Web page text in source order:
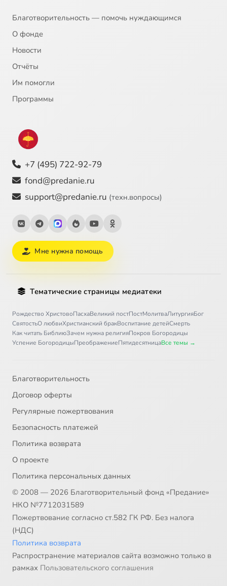
Благотворительность — помочь нуждающимся
О фонде
Новости
Отчёты
Им помогли
Программы
+7 (495) 722-92-79
fond@predanie.ru
support@predanie.ru (техн.вопросы)
Мне нужна помощь
Тематические страницы медиатеки
Рождество ХристовоПасхаВеликий постПостМолитваЛитургияБог
СвятостьО любвиХристианский бракВоспитание детейСмерть
Как читать БиблиюЗачем нужна религияПокров Богородицы
Успение БогородицыПреображениеПятидесятницаВсе темы →
Благотворительность
Договор оферты
Регулярные пожертвования
Безопасность платежей
Политика возврата
О проекте
Политика персональных данных
© 2008 — 2026 Благотворительный фонд «Предание»
НКО №7712031589
Пожертвование согласно ст.582 ГК РФ. Без налога
(НДС)
Политика возврата
Распространение материалов сайта возможно только в
рамках Пользовательского соглашения